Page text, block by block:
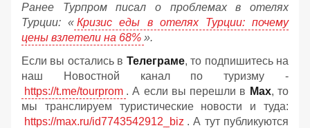
Ранее Турпром писал о проблемах в отелях
Турции: « Кризис еды в отелях Турции: почему
цены взлетели на 68% ».
Если вы остались в Телеграме, то подпишитесь на
наш Новостной канал по туризму -
https://t.me/tourprom . А если вы перешли в Мах, то
мы транслируем туристические новости и туда:
https://max.ru/id7743542912_biz . А тут публикуются